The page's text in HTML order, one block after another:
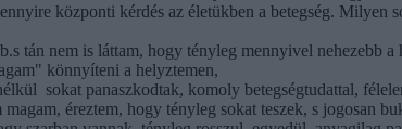
központi kérdés az életükben a betegség. Milyen
tán nem is láttam, hogy tényleg mennyivel nehezebb a
könnyíteni a helyztemen,
sokat panaszkodtak, komoly betegségtudattal,
éreztem, hogy tényleg sokat teszek, s jogosan